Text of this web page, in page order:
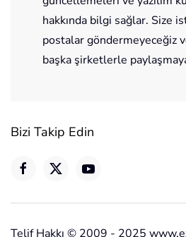
hakkında bilgi sağlar. Size
postalar göndermeyeceğiz
başka şirketlerle
Bizi Takip Edin
Telif Hakkı © 2009 - 2025